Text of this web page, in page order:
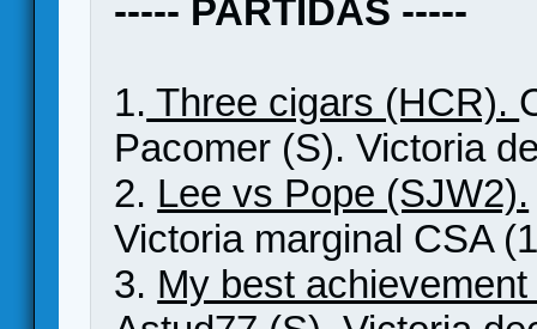
----- PARTIDAS -----
1. Three cigars (HCR).
Pacomer (S). Victoria
2. Lee vs Pope (SJW2).
Victoria marginal CSA
3. My best